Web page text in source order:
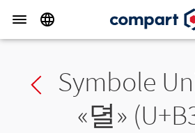
Previous char
Symbole
«뎔»